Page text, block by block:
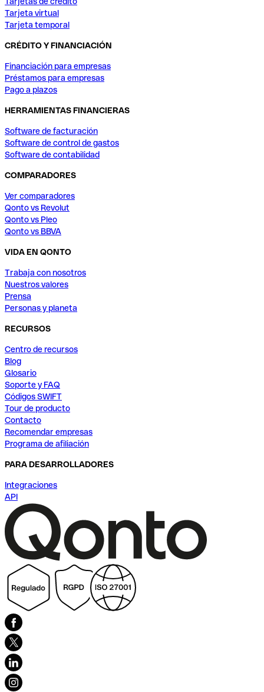
Tarjeta virtual
Tarjeta temporal
CRÉDITO Y FINANCIACIÓN
Financiación para empresas
Préstamos para empresas
Pago a plazos
HERRAMIENTAS FINANCIERAS
Software de facturación
Software de control de gastos
Software de contabilidad
COMPARADORES
Ver comparadores
Qonto vs Revolut
Qonto vs Pleo
Qonto vs BBVA
VIDA EN QONTO
Trabaja con nosotros
Nuestros valores
Prensa
Personas y planeta
RECURSOS
Centro de recursos
Blog
Glosario
Soporte y FAQ
Códigos SWIFT
Tour de producto
Contacto
Recomendar empresas
Programa de afiliación
PARA DESARROLLADORES
Integraciones
API